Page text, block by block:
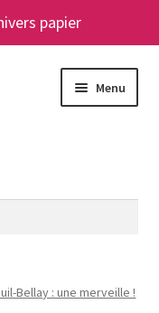
papier
Menu
le
Bellay : une merveille !